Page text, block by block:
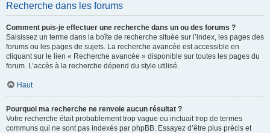
Recherche dans les forums
Comment puis-je effectuer une recherche dans un ou des forums ?
Saisissez un terme dans la boîte de recherche située sur l’index, les pages des
forums ou les pages de sujets. La recherche avancée est accessible en
cliquant sur le lien « Recherche avancée » disponible sur toutes les pages du
forum. L’accès à la recherche dépend du style utilisé.
Haut
Pourquoi ma recherche ne renvoie aucun résultat ?
Votre recherche était probablement trop vague ou incluait trop de termes
communs qui ne sont pas indexés par phpBB. Essayez d’être plus précis et